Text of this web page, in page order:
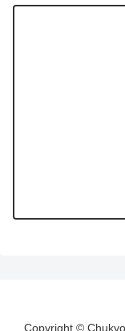
Copyright ©